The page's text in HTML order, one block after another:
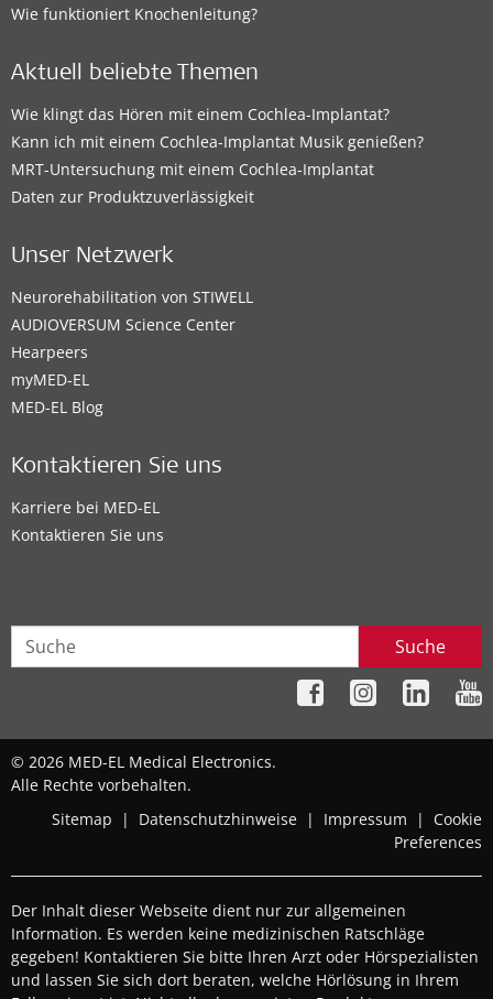
Wie funktioniert Knochenleitung?
Aktuell beliebte Themen
Wie klingt das Hören mit einem Cochlea-Implantat?
Kann ich mit einem Cochlea-Implantat Musik genießen?
MRT-Untersuchung mit einem Cochlea-Implantat
Daten zur Produktzuverlässigkeit
Unser Netzwerk
Neurorehabilitation von STIWELL
AUDIOVERSUM Science Center
Hearpeers
myMED‑EL
MED-EL Blog
Kontaktieren Sie uns
Karriere bei MED-EL
Kontaktieren Sie uns
Suche
© 2026 MED-EL Medical Electronics.
Alle Rechte vorbehalten.
Sitemap
| Datenschutzhinweise | Impressum | Cookie
Preferences
Der Inhalt dieser Webseite dient nur zur allgemeinen
Information. Es werden keine medizinischen Ratschläge
gegeben! Kontaktieren Sie bitte Ihren Arzt oder Hörspezialisten
und lassen Sie sich dort beraten, welche Hörlösung in Ihrem